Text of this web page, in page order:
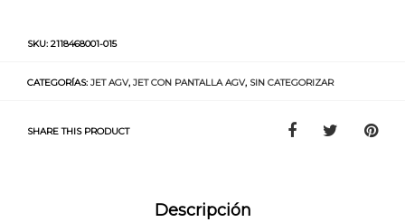
SKU: 2118468001-015
CATEGORÍAS: JET AGV, JET CON PANTALLA AGV, SIN CATEGORIZAR
SHARE THIS PRODUCT
Descripción